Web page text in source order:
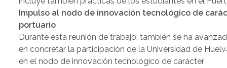
Impulso al nodo de innovación tecnológico de
portuario
Durante esta reunión de trabajo, también se ha
en concretar la participación de la Universidad de
en el nodo de innovación tecnológico de carácter